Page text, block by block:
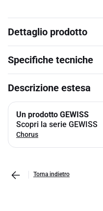
Dettaglio prodotto
Specifiche tecniche
Descrizione estesa
Un prodotto GEWISS
Scopri la serie GEWISS
Chorus
Torna indietro